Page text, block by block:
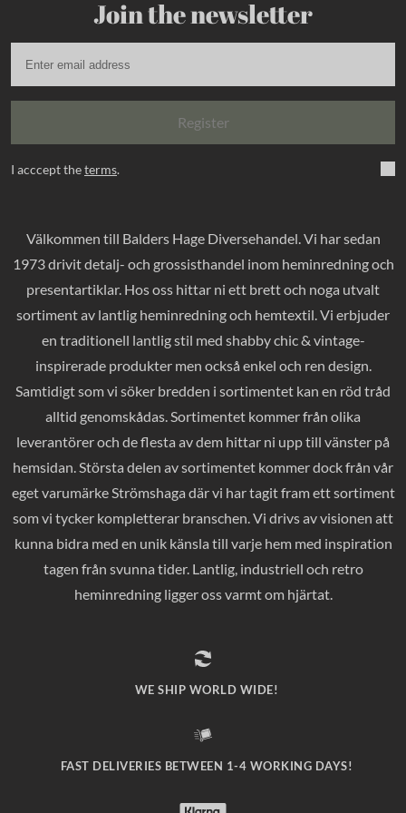
Join the newsletter
Register
I acccept theterms.
Välkommen till Balders Hage Diversehandel. Vi har sedan
1973 drivit detalj- och grossisthandel inom heminredning och
presentartiklar. Hos oss hittar ni ett brett och noga utvalt
sortiment av lantlig heminredning och hemtextil. Vi erbjuder
en traditionell lantlig stil med shabby chic & vintage-
inspirerade produkter men också enkel och ren design.
Samtidigt som vi söker bredden i sortimentet kan en röd tråd
alltid genomskådas. Sortimentet kommer från olika
leverantörer och de flesta av dem hittar ni upp till vänster på
hemsidan. Största delen av sortimentet kommer dock från vår
eget varumärke Strömshaga där vi har tagit fram ett sortiment
som vi tycker kompletterar branschen. Vi drivs av visionen att
kunna bidra med en unik känsla till varje hem med inspiration
tagen från svunna tider. Lantlig, industriell och retro
heminredning ligger oss varmt om hjärtat.
WE SHIP WORLD WIDE!
FAST DELIVERIES BETWEEN 1-4 WORKING DAYS!